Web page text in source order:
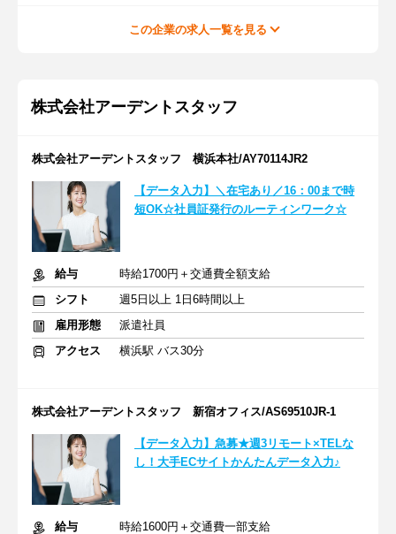
この企業の求人一覧を見る
株式会社アーデントスタッフ
株式会社アーデントスタッフ 横浜本社/AY70114JR2
【データ入力】＼在宅あり／16：00まで時
短OK☆社員証発行のルーティンワーク☆
給与
時給1700円＋交通費全額支給
シフト
週5日以上 1日6時間以上
雇用形態
派遣社員
アクセス
横浜駅 バス30分
株式会社アーデントスタッフ 新宿オフィス/AS69510JR-1
【データ入力】急募★週3リモート×TELな
し！大手ECサイトかんたんデータ入力♪
給与
時給1600円＋交通費一部支給